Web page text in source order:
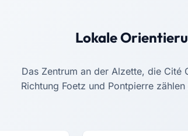
Lokale
Das Zentrum an der Alzette, die Cité
Richtung Foetz und Pontpierre